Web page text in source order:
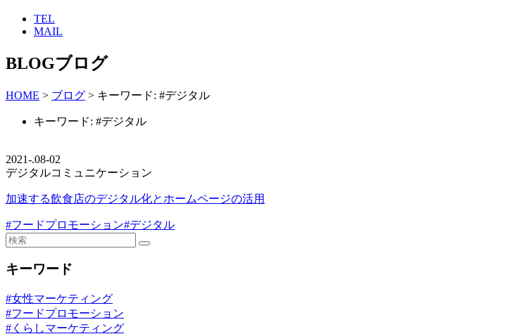
TEL
MAIL
BLOGブログ
HOME > ブログ > キーワード: #デジタル
キーワード: #デジタル
2021-.08-02
デジタルコミュニケーション
加速する飲食店のデジタル化とホームページの活用
#フードプロモーション#デジタル
キーワード
#女性マーケティング
#フードプロモーション
#くらしマーケティング